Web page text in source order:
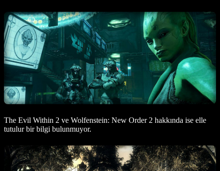
The Evil Within 2 ve Wolfenstein: New Order 2 hakkında ise elle
tutulur bir bilgi bulunmuyor.